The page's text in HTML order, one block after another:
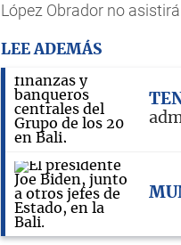
López Obrador no
LEE ADEMÁS